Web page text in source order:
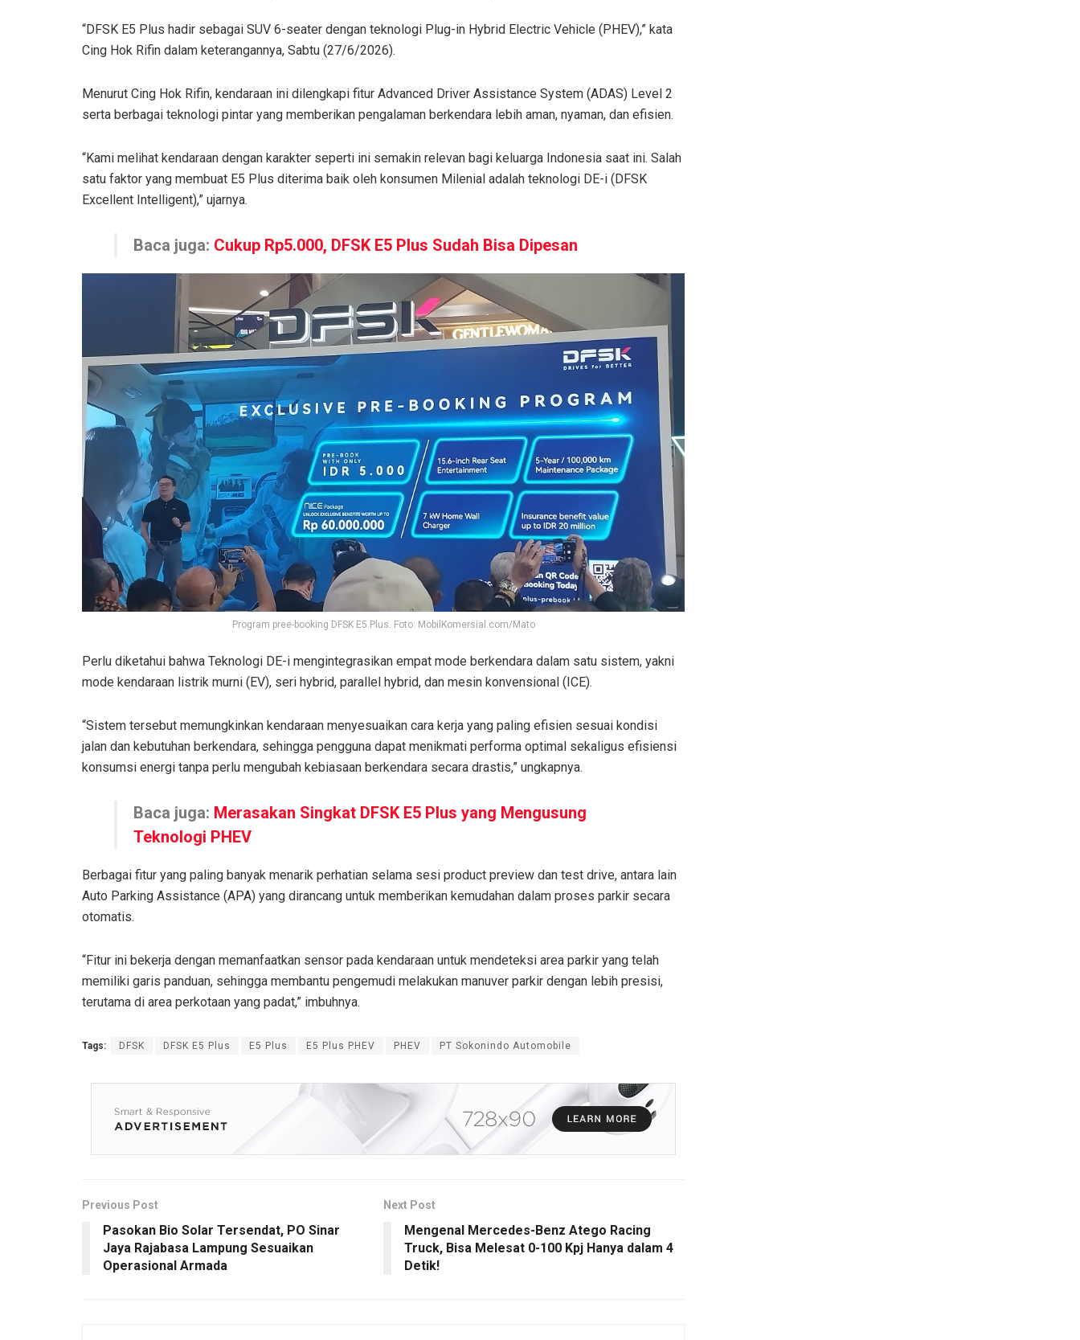
“DFSK E5 Plus hadir sebagai SUV 6-seater dengan teknologi Plug-in Hybrid Electric Vehicle (PHEV),” kata
Cing Hok Rifin dalam keterangannya, Sabtu (27/6/2026).
Menurut Cing Hok Rifin, kendaraan ini dilengkapi fitur Advanced Driver Assistance System (ADAS) Level 2
serta berbagai teknologi pintar yang memberikan pengalaman berkendara lebih aman, nyaman, dan efisien.
“Kami melihat kendaraan dengan karakter seperti ini semakin relevan bagi keluarga Indonesia saat ini. Salah
satu faktor yang membuat E5 Plus diterima baik oleh konsumen Milenial adalah teknologi DE-i (DFSK
Excellent Intelligent),” ujarnya.
Baca juga: Cukup Rp5.000, DFSK E5 Plus Sudah Bisa Dipesan
Program pree-booking DFSK E5 Plus. Foto: MobilKomersial.com/Mato
Perlu diketahui bahwa Teknologi DE-i mengintegrasikan empat mode berkendara dalam satu sistem, yakni
mode kendaraan listrik murni (EV), seri hybrid, parallel hybrid, dan mesin konvensional (ICE).
“Sistem tersebut memungkinkan kendaraan menyesuaikan cara kerja yang paling efisien sesuai kondisi
jalan dan kebutuhan berkendara, sehingga pengguna dapat menikmati performa optimal sekaligus efisiensi
konsumsi energi tanpa perlu mengubah kebiasaan berkendara secara drastis,” ungkapnya.
Baca juga: Merasakan Singkat DFSK E5 Plus yang Mengusung
Teknologi PHEV
Berbagai fitur yang paling banyak menarik perhatian selama sesi product preview dan test drive, antara lain
Auto Parking Assistance (APA) yang dirancang untuk memberikan kemudahan dalam proses parkir secara
otomatis.
“Fitur ini bekerja dengan memanfaatkan sensor pada kendaraan untuk mendeteksi area parkir yang telah
memiliki garis panduan, sehingga membantu pengemudi melakukan manuver parkir dengan lebih presisi,
terutama di area perkotaan yang padat,” imbuhnya.
Tags: DFSK DFSK E5 Plus E5 Plus E5 Plus PHEV PHEV PT Sokonindo Automobile
Previous Post
Pasokan Bio Solar Tersendat, PO Sinar
Jaya Rajabasa Lampung Sesuaikan
Operasional Armada
Next Post
Mengenal Mercedes-Benz Atego Racing
Truck, Bisa Melesat 0-100 Kpj Hanya dalam 4
Detik!